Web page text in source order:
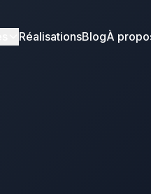
RéalisationsBlogÀ